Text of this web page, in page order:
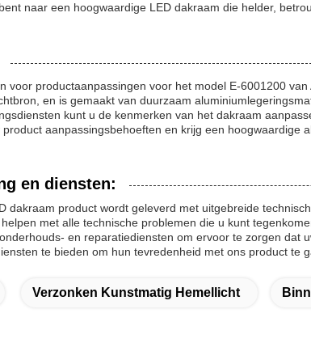
naar een hoogwaardige LED dakraam die helder,
voor productaanpassingen voor het model E-6001200
en is gemaakt van duurzaam
kunt u de kenmerken van het dakraam
aanpassingsbehoeften en krijg een hoogwaardige
en diensten:
dakraam product wordt geleverd met uitgebreide
met alle technische problemen die u kunt
en reparatiediensten om ervoor te zorgen
te bieden om hun tevredenheid met ons product te
Verzonken Kunstmatig Hemellicht